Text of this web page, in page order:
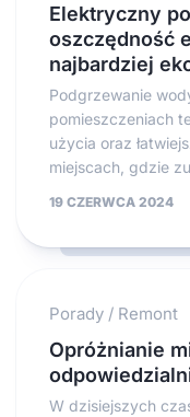
Elektryczny
oszczędność
najbardziej
Podgrzewanie
pomieszczeniach
użycia oraz
miejscach, gdzie
19 CZERWCA 2024
Porady / Remont
Opróżnianie
W dzisiejszych